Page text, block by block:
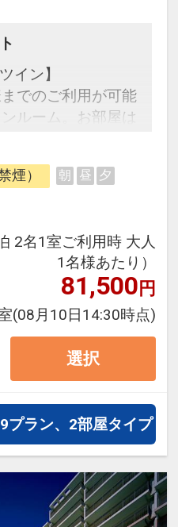
イン】
でのご利用が可能
ルーム。お部屋は
で落ち着いた雰囲
す。ゆっくりとお
バスルームやシモ
完備。窓からは自
い癒しを感じなが
けます。
煙） 朝 昼 夕
2名1室ご利用時 大人
1名様あたり）
81,500円
(08月10日14:30時点)
選択
9プラン、2部屋タイプ